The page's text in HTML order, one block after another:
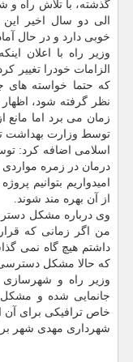
گذشته، با تلاش راه
الی دو سال اخیر
خوبی دارد و در حال
وزیر راه با اعلان
الزامات خودرا
که حتما خواسته های
نظر گرفته شود،
توسط وزارت بهداشت
اسلامی اضافه کرد:
درمان در زمره
امیدواریم بتوانیم
از آن بهره مند شوند.
وی درباره مشکل
من اگر زمانی که
داشتم هیچ گاه نمی
که حالا مشکل
وزیر راه و شهرسازی
جانمایی شده و مشکل
خاص ترافیکی برای آن
شهرداری مهدی شهر